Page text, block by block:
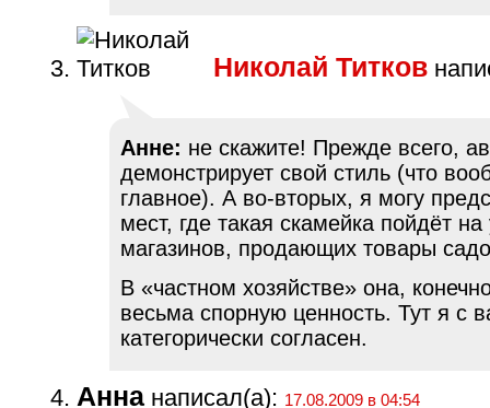
Николай Титков
Анне: не скажите! Прежде всего,
демонстрирует свой стиль (что
главное). А во-вторых, я могу
мест, где такая скамейка пойдёт
магазинов, продающих товары
В «частном хозяйстве» она,
весьма спорную ценность. Тут я с
категорически согласен.
Анна написал(а): 17.08.2009 в 04:54